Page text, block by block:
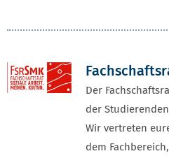
Der
der
Wir vertreten
dem